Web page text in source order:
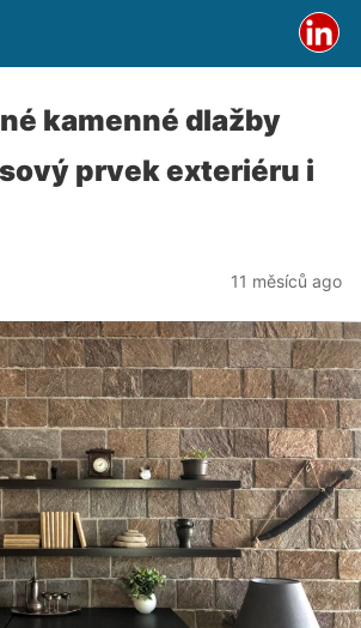
kamenné dlažby
prvek exteriéru i
11 měsíců ago